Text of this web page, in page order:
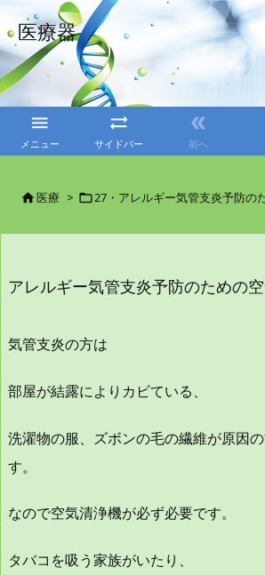
医療器

メニュー

サイドバー

前へ
医療 > 27・アレルギー気管支炎予防の
アレルギー気管支炎予防のための
気管支炎の方は
部屋が結露によりカビている、
洗濯物の服、ズボンの毛の繊維が原因
す。
なので空気清浄機が必ず必要です。
タバコを吸う家族がいたり、